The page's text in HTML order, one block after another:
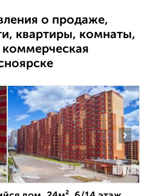
о продаже,
квартиры, комнаты,
›